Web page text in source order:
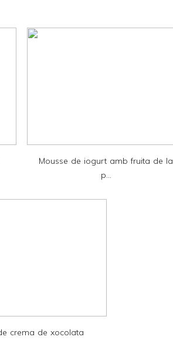
Mousse de iogurt amb fruita de la
p...
crema de xocolata